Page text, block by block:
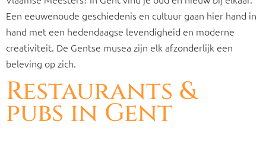
Een eeuwenoude geschiedenis en cultuur gaan hier hand in
hand met een hedendaagse levendigheid en moderne
creativiteit. De Gentse musea zijn elk afzonderlijk een
beleving op zich.
Restaurants &
pubs in Gent